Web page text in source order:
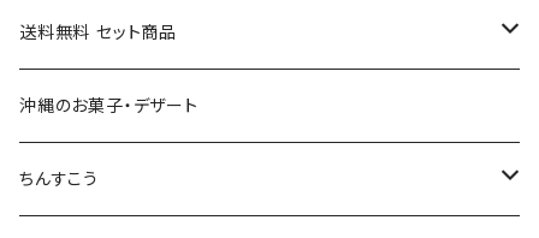
送料無料 セット商品
おつまみセット
黒糖セット
沖縄のお菓子・デザート
ちんすこう